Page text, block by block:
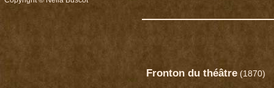
Fronton du théâtre (1870)